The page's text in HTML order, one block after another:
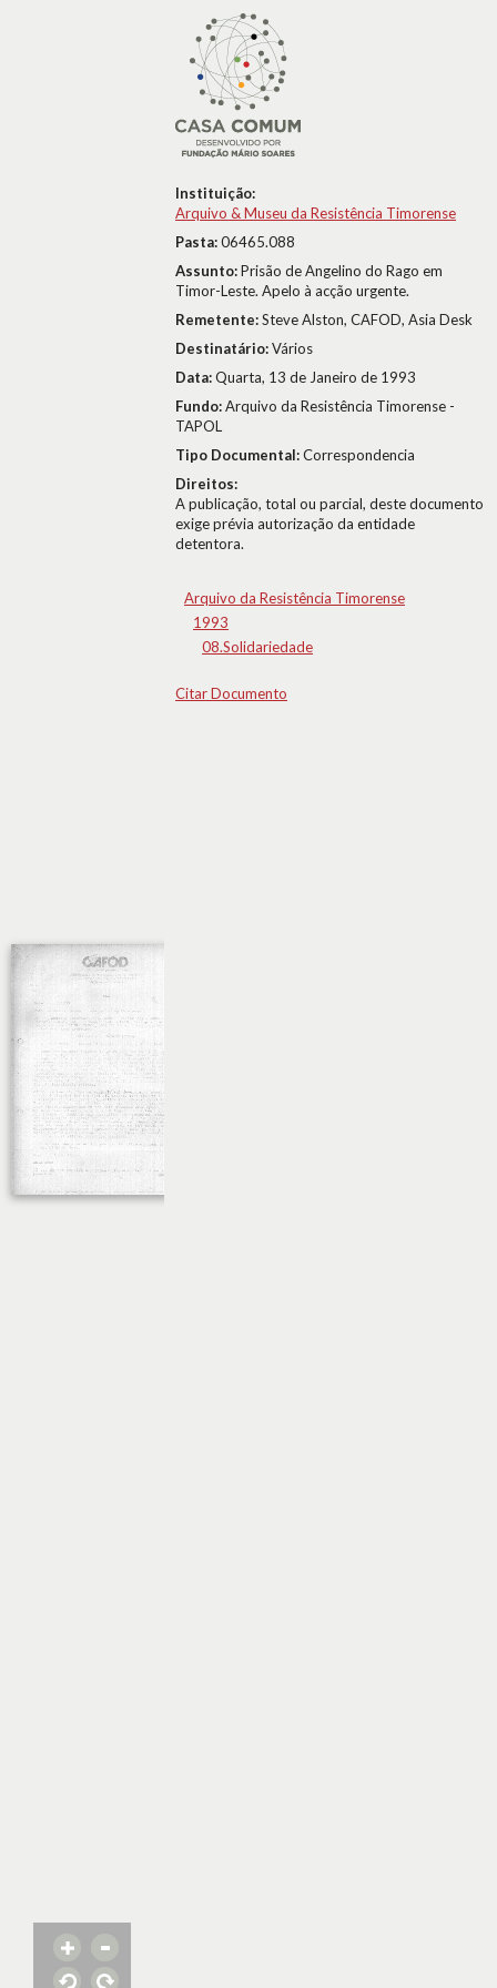
Instituição:
Arquivo & Museu da Resistência Timorense
Pasta:06465.088
Assunto:Prisão de Angelino do Rago em
Timor-Leste. Apelo à acção urgente.
Remetente:Steve Alston, CAFOD, Asia Desk
Destinatário:Vários
Data:Quarta, 13 de Janeiro de 1993
Fundo:Arquivo da Resistência Timorense -
TAPOL
Tipo Documental:Correspondencia
Direitos:
A publicação, total ou parcial, deste documento
exige prévia autorização da entidade
detentora.
Arquivo da Resistência Timorense
1993
08.Solidariedade
Citar Documento